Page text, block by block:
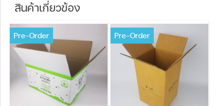
สินค้าเกี่ยวข้อง
Pre-Order Pre-Order